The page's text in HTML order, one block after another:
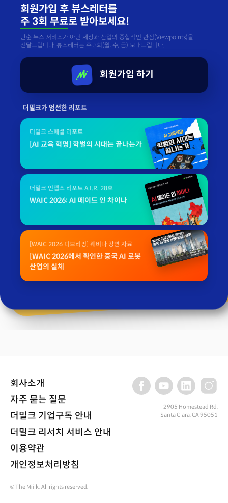
회원가입 후 뷰스레터를
주 3회 무료로 받아보세요!
단순 뉴스 서비스가 아닌 세상과 산업의 종합적인 관점(Viewpoints)을
전달드립니다. 뷰스레터는 주 3회(월, 수, 금) 보내드립니다.
회원가입 하기
더밀크가 엄선한 리포트
더밀크 스페셜 리포트
[AI 교육 혁명] 학벌의 시대는 끝나는가
더밀크 인뎁스 리포트 A.I.R. 28호
WAIC 2026: AI 메이드 인 차이나
[WAIC 2026 디브리핑] 웨비나 강연 자료
[WAIC 2026에서 확인한 중국 AI 로봇
산업의 실체
회사소개
자주 묻는 질문
더밀크 기업구독 안내
더밀크 리서치 서비스 안내
이용약관
개인정보처리방침
2905 Homestead Rd,
Santa Clara, CA 95051
© The Miilk. All rights reserved.